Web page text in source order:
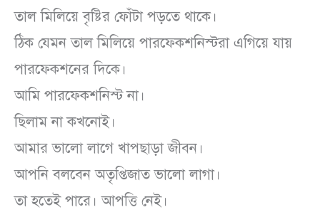
তাল মিলিয়ে বৃষ্টির ফোঁটা পড়তে থাকে।
ঠিক যেমন তাল মিলিয়ে পারফেকশনিস্টরা এগিয়ে যায়
পারফেকশনের দিকে।
আমি পারফেকশনিস্ট না।
ছিলাম না কখনোই।
আমার ভালো লাগে খাপছাড়া জীবন।
আপনি বলবেন অতৃপ্তিজাত ভালো লাগা।
তা হতেই পারে। আপত্তি নেই।